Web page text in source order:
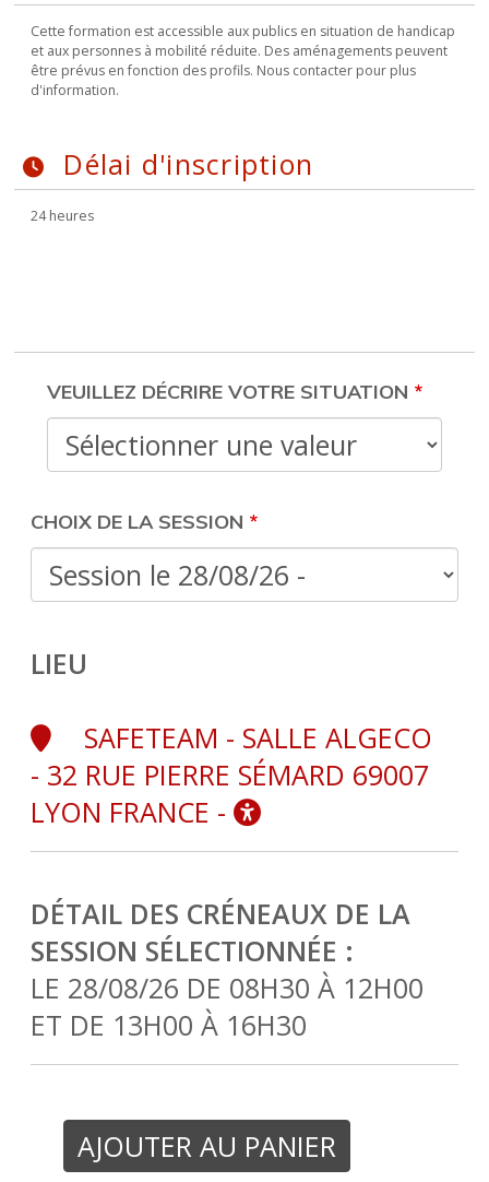
Cette formation est accessible aux publics en situation de handicap
et aux personnes à mobilité réduite. Des aménagements peuvent
être prévus en fonction des profils. Nous contacter pour plus
d'information.
Délai d'inscription
24 heures
VEUILLEZ DÉCRIRE VOTRE SITUATION
CHOIX DE LA SESSION
LIEU
- 32 RUE PIERRE SÉMARD 69007
LYON FRANCE -
DÉTAIL DES CRÉNEAUX DE LA
SESSION SÉLECTIONNÉE :
LE 28/08/26 DE 08H30 À 12H00
ET DE 13H00 À 16H30
AJOUTER AU PANIER